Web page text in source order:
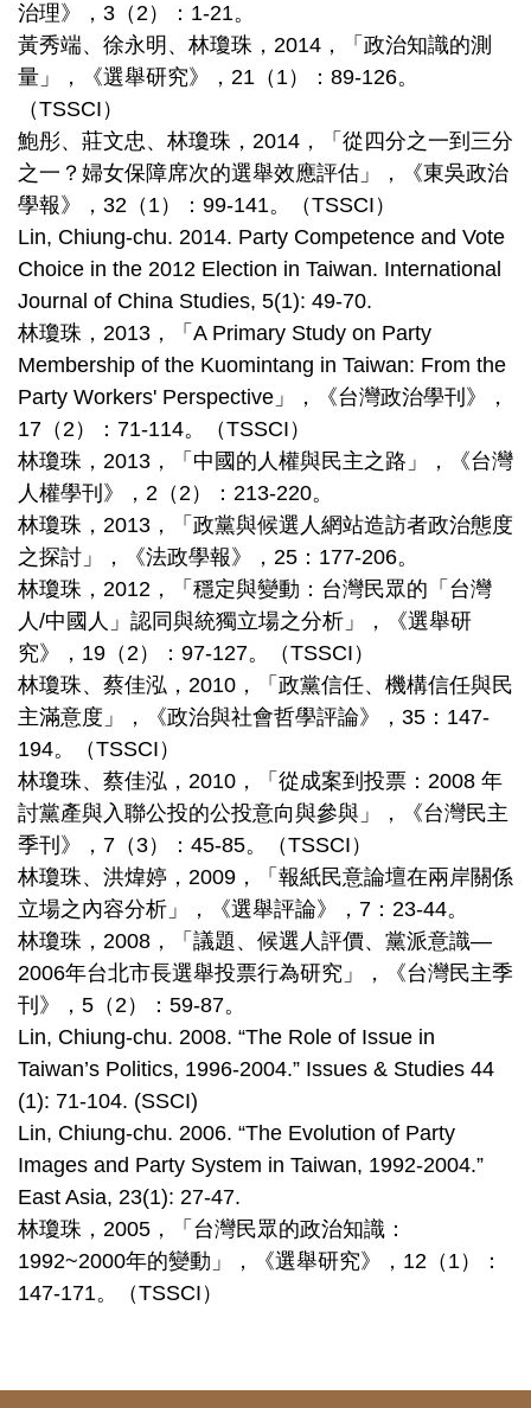
治理》，3（2）：1-21。
黃秀端、徐永明、林瓊珠，2014，「政治知識的測
量」，《選舉研究》，21（1）：89-126。
（TSSCI）
鮑彤、莊文忠、林瓊珠，2014，「從四分之一到三分
之一？婦女保障席次的選舉效應評估」，《東吳政治
學報》，32（1）：99-141。（TSSCI）
Lin, Chiung-chu. 2014. Party Competence and Vote
Choice in the 2012 Election in Taiwan. International
Journal of China Studies, 5(1): 49-70.
林瓊珠，2013，「A Primary Study on Party
Membership of the Kuomintang in Taiwan: From the
Party Workers' Perspective」，《台灣政治學刊》，
17（2）：71-114。（TSSCI）
林瓊珠，2013，「中國的人權與民主之路」，《台灣
人權學刊》，2（2）：213-220。
林瓊珠，2013，「政黨與候選人網站造訪者政治態度
之探討」，《法政學報》，25：177-206。
林瓊珠，2012，「穩定與變動：台灣民眾的「台灣
人/中國人」認同與統獨立場之分析」，《選舉研
究》，19（2）：97-127。（TSSCI）
林瓊珠、蔡佳泓，2010，「政黨信任、機構信任與民
主滿意度」，《政治與社會哲學評論》，35：147-
194。（TSSCI）
林瓊珠、蔡佳泓，2010，「從成案到投票：2008 年
討黨產與入聯公投的公投意向與參與」，《台灣民主
季刊》，7（3）：45-85。（TSSCI）
林瓊珠、洪煒婷，2009，「報紙民意論壇在兩岸關係
立場之內容分析」，《選舉評論》，7：23-44。
林瓊珠，2008，「議題、候選人評價、黨派意識—
2006年台北市長選舉投票行為研究」，《台灣民主季
刊》，5（2）：59-87。
Lin, Chiung-chu. 2008. “The Role of Issue in
Taiwan’s Politics, 1996-2004.” Issues & Studies 44
(1): 71-104. (SSCI)
Lin, Chiung-chu. 2006. “The Evolution of Party
Images and Party System in Taiwan, 1992-2004.”
East Asia, 23(1): 27-47.
林瓊珠，2005，「台灣民眾的政治知識：
1992~2000年的變動」，《選舉研究》，12（1）：
147-171。（TSSCI）